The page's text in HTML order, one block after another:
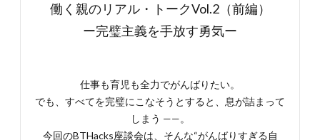
働く親のリアル・トークVol.2（前編）
ー完璧主義を手放す勇気ー
仕事も育児も全力でがんばりたい。
でも、すべてを完璧にこなそうとすると、息が詰まって
しまう ——。
今回のBTHacks座談会は、そんな“がんばりすぎる自